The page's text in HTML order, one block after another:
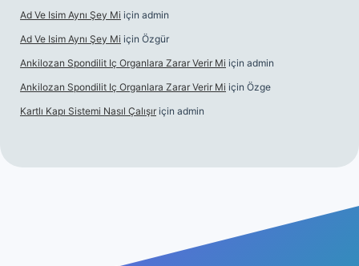
Ad Ve Isim Aynı Şey Mi için admin
Ad Ve Isim Aynı Şey Mi için Özgür
Ankilozan Spondilit Iç Organlara Zarar Verir Mi için admin
Ankilozan Spondilit Iç Organlara Zarar Verir Mi için Özge
Kartlı Kapı Sistemi Nasıl Çalışır için admin